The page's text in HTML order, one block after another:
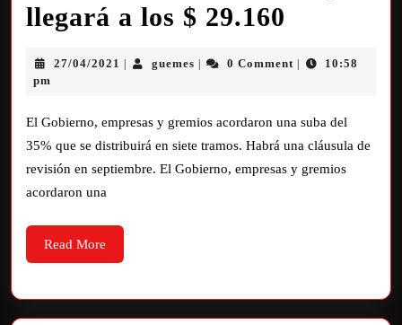
llegará a los $ 29.160
27/04/2021 guemes 0 Comment
10:58
pm
El Gobierno, empresas y gremios acordaron una suba del
35% que se distribuirá en siete tramos. Habrá una cláusula de
revisión en septiembre. El Gobierno, empresas y gremios
acordaron una
Read More